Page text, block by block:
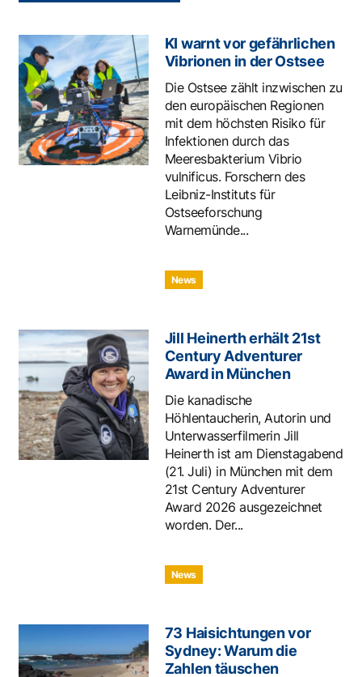
KI warnt vor gefährlichen
Vibrionen in der Ostsee
Die Ostsee zählt inzwischen zu
den europäischen Regionen
mit dem höchsten Risiko für
Infektionen durch das
Meeresbakterium Vibrio
vulnificus. Forschern des
Leibniz-Instituts für
Ostseeforschung
Warnemünde...
News
Jill Heinerth erhält 21st
Century Adventurer
Award in München
Die kanadische
Höhlentaucherin, Autorin und
Unterwasserfilmerin Jill
Heinerth ist am Dienstagabend
(21. Juli) in München mit dem
21st Century Adventurer
Award 2026 ausgezeichnet
worden. Der...
News
73 Haisichtungen vor
Sydney: Warum die
Zahlen täuschen